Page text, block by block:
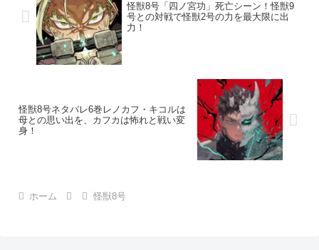
怪獣8号「四ノ宮功」死亡シーン！怪獣9
号との対戦で怪獣2号の力を最大限に出
力！
怪獣8号ネタバレ6巻レノカフ・キコルは
母との思い出を、カフカは怖れと戦い変
身！
ホーム 怪獣8号